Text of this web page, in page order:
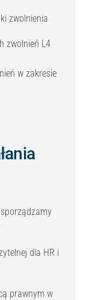
zwolnienia
zwolnień L4
w zakresie
dla HR i
prawnym w